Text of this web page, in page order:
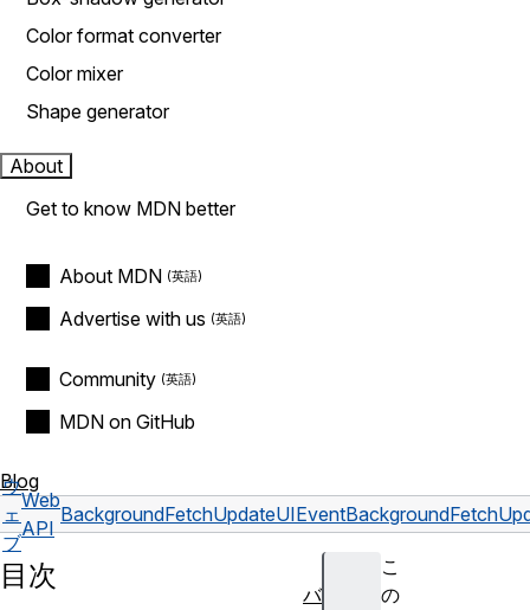
Color format converter
Color mixer
Shape generator
About
Get to know MDN better
About MDN
Advertise with us
Community
MDN on GitHub
Blog
ウ
ェ
ブ
Web
API
BackgroundFetchUpdateUIEvent
こ
の
目次
バ